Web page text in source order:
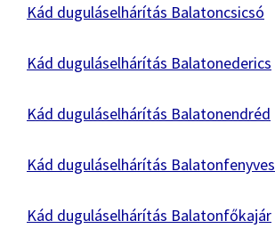
Kád duguláselhárítás Balatoncsicsó
Kád duguláselhárítás Balatonederics
Kád duguláselhárítás Balatonendréd
Kád duguláselhárítás Balatonfenyves
Kád duguláselhárítás Balatonfőkajár